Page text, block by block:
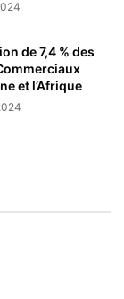
de 7,4 % des
et l’Afrique